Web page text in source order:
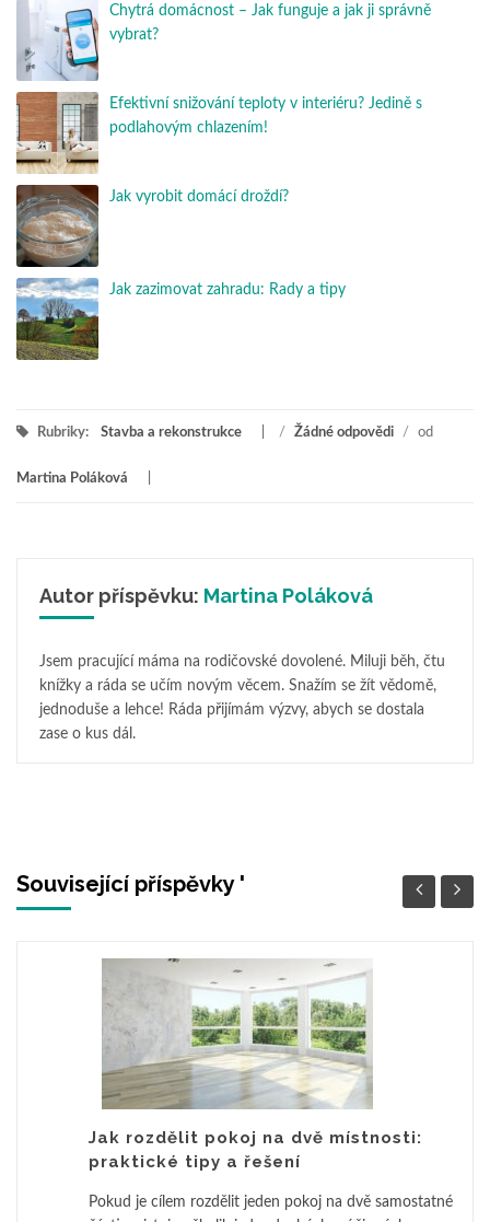
Chytrá domácnost – Jak funguje a jak ji správně
vybrat?
Efektivní snižování teploty v interiéru? Jedině s
podlahovým chlazením!
Jak vyrobit domácí droždí?
Jak zazimovat zahradu: Rady a tipy
Rubriky: Stavba a rekonstrukce / Žádné odpovědi / od
Martina Poláková
Autor příspěvku: Martina Poláková
Jsem pracující máma na rodičovské dovolené. Miluji běh, čtu
knížky a ráda se učím novým věcem. Snažím se žít vědomě,
jednoduše a lehce! Ráda přijímám výzvy, abych se dostala
zase o kus dál.
Související příspěvky '
Jak rozdělit pokoj na dvě místnosti:
praktické tipy a řešení
Pokud je cílem rozdělit jeden pokoj na dvě samostatné